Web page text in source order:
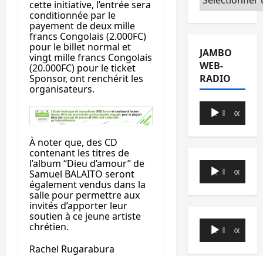
cette initiative, l’entrée sera
conditionnée par le
payement de deux mille
francs Congolais (2.000FC)
pour le billet normal et
vingt mille francs Congolais
(20.000FC) pour le ticket
Sponsor, ont renchérit les
organisateurs.
À noter que, des CD
contenant les titres de
l’album “Dieu d’amour” de
Samuel BALAITO seront
également vendus dans la
salle pour permettre aux
invités d’apporter leur
soutien à ce jeune artiste
chrétien.
Rachel Rugarabura
JAMBO
WEB-
RADIO
Lecteur
audio
00:00 00:00
Lecteur
audio
00:00 00:00
Lecteur
audio
00:00 00:00